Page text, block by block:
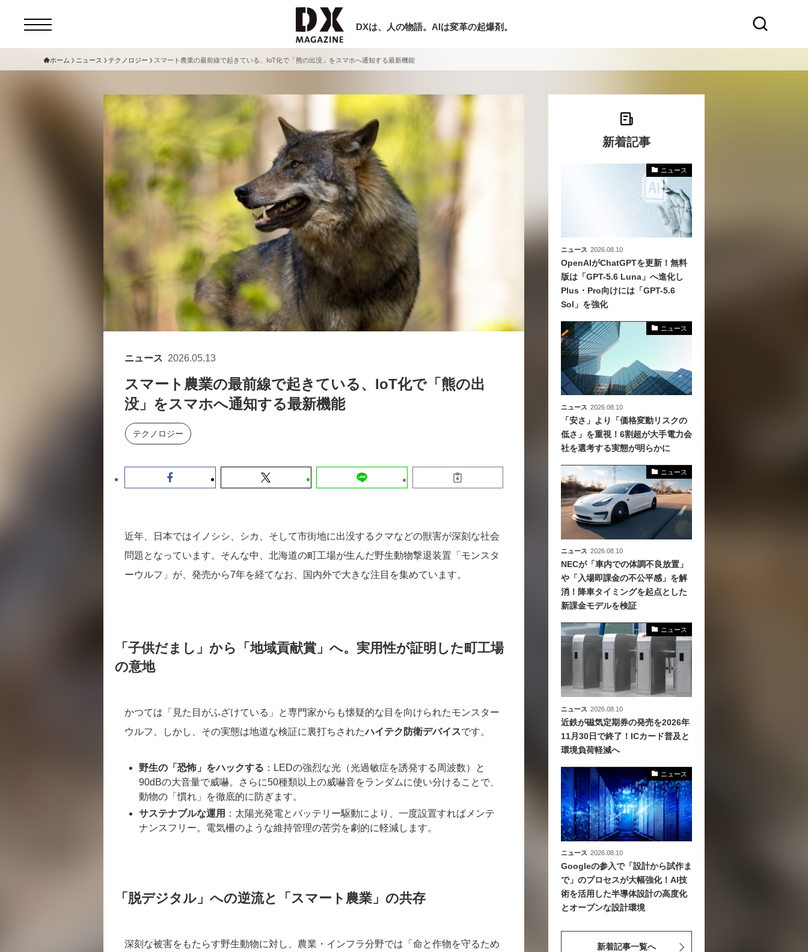
DXは、人の物語。AIは変革の起爆剤。
セミナー ニュース
サービスメニュー 日本オムニチャネル協会
トップページ
特集
動画
サイトマップ
お問い合わせ
個人情報保護法について
運営会社
採用情報
現在開催予定のセミナー
セミナー
【8/12開催】「イノベーションを数値化
する」～投資される事業の基準と、終活
DX「SouSou」に学ぶ資金調達・巻き込
みのリアル～
2026-06-10
セミナー
【9/30開催】AIで何でもできる時代に、
なぜ「DX人財」というキャリアが求めら
れるのか
ホーム ニュース テクノロジー スマート農業の最前線で起きている、IoT化で「熊の出没」をスマホへ通知する最新機能
ニュース 2026.05.13
スマート農業の最前線で起きている、IoT化で「熊の出
没」をスマホへ通知する最新機能
テクノロジー
近年、日本ではイノシシ、シカ、そして市街地に出没するクマなどの獣害が深刻な社会
問題となっています。そんな中、北海道の町工場が生んだ野生動物撃退装置「モンスタ
ーウルフ」が、発売から7年を経てなお、国内外で大きな注目を集めています。
「子供だまし」から「地域貢献賞」へ。実用性が証明した町工場
の意地
かつては「見た目がふざけている」と専門家からも懐疑的な目を向けられたモンスター
ウルフ。しかし、その実態は地道な検証に裏打ちされたハイテク防衛デバイスです。
野生の「恐怖」をハックする ：LEDの強烈な光（光過敏症を誘発する周波数）と
90dBの大音量で威嚇。さらに50種類以上の威嚇音をランダムに使い分けることで、
動物の「慣れ」を徹底的に防ぎます。
サステナブルな運用 ：太陽光発電とバッテリー駆動により、一度設置すればメンテ
ナンスフリー。電気柵のような維持管理の苦労を劇的に軽減します。
「脱デジタル」への逆流と「スマート農業」の共存
深刻な被害をもたらす野生動物に対し、農業・インフラ分野では「命と作物を守るため
新着記事
ニュース
ニュース 2026.08.10
OpenAIがChatGPTを更新！無料
版は「GPT-5.6 Luna」へ進化し
Plus・Pro向けには「GPT-5.6
Sol」を強化
ニュース
ニュース 2026.08.10
「安さ」より「価格変動リスクの
低さ」を重視！6割超が大手電力会
社を選考する実態が明らかに
ニュース
ニュース 2026.08.10
NECが「車内での体調不良放置」
や「入場即課金の不公平感」を解
消！降車タイミングを起点とした
新課金モデルを検証
ニュース
ニュース 2026.08.10
近鉄が磁気定期券の発売を2026年
11月30日で終了！ICカード普及と
環境負荷軽減へ
ニュース
ニュース 2026.08.10
Googleの参入で「設計から試作ま
で」のプロセスが大幅強化！AI技
術を活用した半導体設計の高度化
とオープンな設計環境
新着記事一覧へ